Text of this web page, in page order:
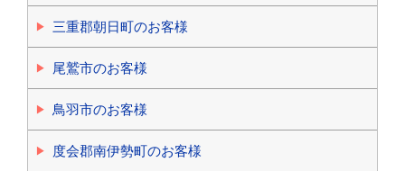
三重郡朝日町のお客様
尾鷲市のお客様
鳥羽市のお客様
度会郡南伊勢町のお客様